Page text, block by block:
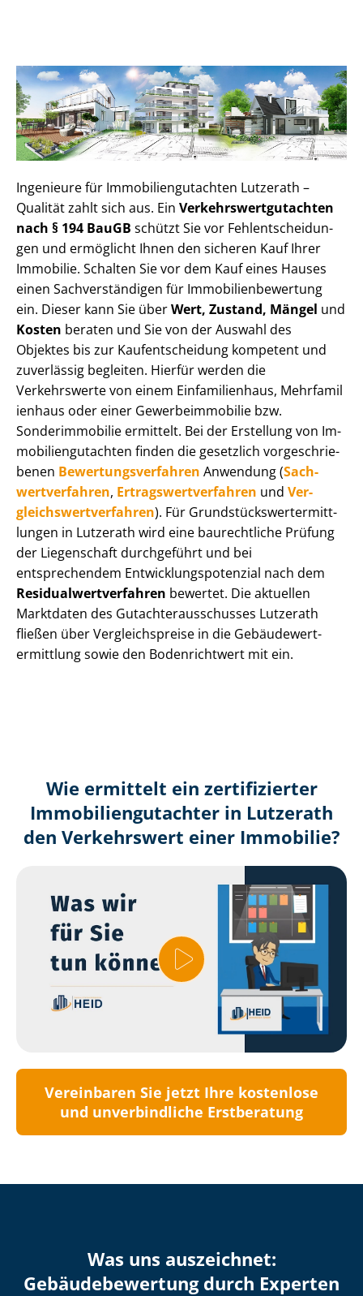
Ingenieure für Im­mo­bi­li­en­gut­ach­ten Lutzerath –
Qualität zahlt sich aus. Ein Ver­kehrs­wert­gut­ach­ten
nach § 194 BauGB schützt Sie vor Fehl­ent­schei­dun­
gen und ermöglicht Ihnen den sicheren Kauf Ihrer
Immobilie. Schalten Sie vor dem Kauf eines Hauses
einen Sach­ver­stän­di­gen für Im­mo­bi­li­en­be­wer­tung
ein. Dieser kann Sie überWert, Zustand, Mängel und
Kosten beraten und Sie von der Auswahl des
Objektes bis zur Kauf­ent­schei­dung kompetent und
zuverlässig begleiten. Hierfür werden die
Verkehrswerte von einem Einfamilienhaus, Mehr­fa­mi­l
i­en­haus oder einer Ge­wer­be­im­mo­bi­lie bzw.
Sonderimmobilie ermittelt. Bei der Erstellung von Im­
mo­bi­li­en­gut­ach­ten finden die gesetzlich vor­ge­schrie­
be­nen Be­wer­tungs­ver­fah­ren Anwendung (Sach­
wert­ver­fah­ren, Er­trags­wert­ver­fah­ren und Ver­
gleichs­wert­ver­fah­ren). Für Grund­stücks­wert­ermitt­
lun­gen in Lutzerath wird eine baurechtliche Prüfung
der Liegenschaft durchgeführt und bei
entsprechendem Ent­wick­lungs­po­ten­zi­al nach dem
Re­si­du­al­wert­ver­fah­ren bewertet. Die aktuellen
Marktdaten des Gut­ach­ter­aus­schus­ses Lutzerath
fließen über Ver­gleichs­prei­se in die Ge­bäu­de­wert­
ermitt­lung sowie den Bodenrichtwert mit ein.
Wie ermittelt ein zertifizierter
Immobilien­gutachter in Lutzerath
den Verkehrswert einer Immobilie?
Vereinbaren Sie jetzt Ihre kostenlose
und unverbindliche Erstberatung
Was uns auszeichnet:
Ge­bäu­de­be­wer­tung durch Experten